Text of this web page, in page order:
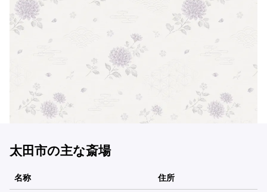
太田市の主な斎場
名称 住所